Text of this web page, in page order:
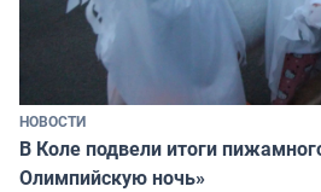
НОВОСТИ
В Коле подвели итоги
Олимпийскую ночь»